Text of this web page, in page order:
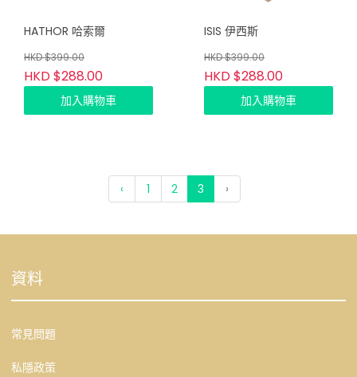
HATHOR 哈索爾
HKD $399.00
HKD $288.00
加入購物車
ISIS 伊西斯
HKD $399.00
HKD $288.00
加入購物車
‹ 1 2 3 ›
資料
常見問題
私隱政策